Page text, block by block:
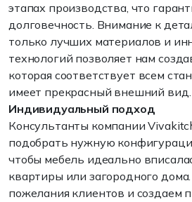
этапах производства, что
долговечность. Внимание к
только лучших материалов и
технологий позволяет нам
которая соответствует всем
имеет прекрасный внешний вид.
Индивидуальный подход
Консультанты компании
подобрать нужную
чтобы мебель идеально
квартиры или загородногодома.
пожелания клиентов и создаем